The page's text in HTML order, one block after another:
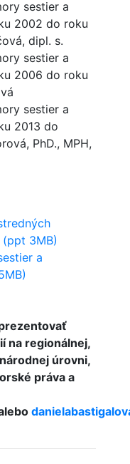
sestier a
2002 do roku
dipl. s.
sestier a
2006 do roku
sestier a
2013 do
PhD., MPH,
3MB)
a
na regionálnej,
úrovni,
práva a